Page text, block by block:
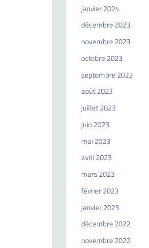
janvier 2024
décembre 2023
novembre 2023
octobre 2023
septembre 2023
août 2023
juillet 2023
juin 2023
mai 2023
avril 2023
mars 2023
février 2023
janvier 2023
décembre 2022
novembre 2022